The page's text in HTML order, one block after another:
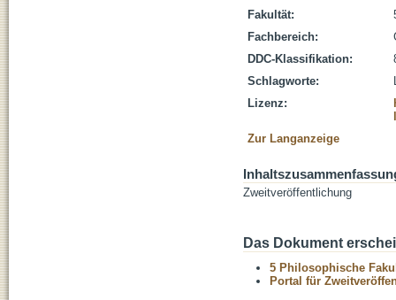
Fakultät:
Fachbereich:
DDC-Klassifikation:
Schlagworte:
Lizenz:
Zur Langanzeige
Zweitveröffentlichung
Das Dokument
5 Philosophische
Portal für